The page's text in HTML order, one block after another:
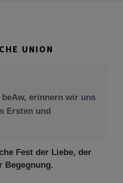
UNION
beAw, erinnern wir uns
Ersten und
Fest der Liebe, der
Begegnung.